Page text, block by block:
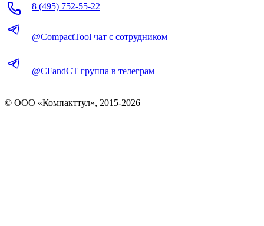
8 (495) 752-55-22
@CompactTool чат с сотрудником
@CFandCT группа в телеграм
© OOO «Компакттул», 2015-2026